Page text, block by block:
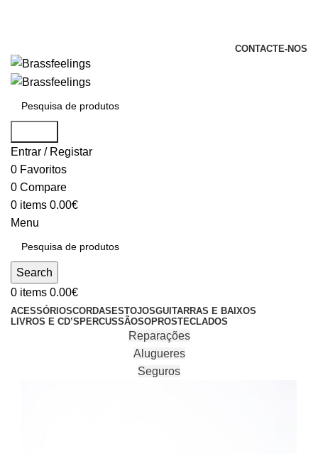
CONTACTE-NOS
Entrar / Registar
0 Favoritos
0 Compare
0 items 0.00€
Menu
Search
0 items 0.00€
ACESSÓRIOSCORDAS ESTOJOSGUITARRAS E BAIXOS
LIVROS E CD’S PERCUSSÃOSOPROSTECLADOS
Reparações
Alugueres
Seguros